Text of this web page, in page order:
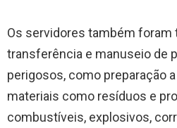
Os servidores também foram
transferência e manuseio de
perigosos, como preparação
materiais como resíduos e
combustíveis, explosivos,